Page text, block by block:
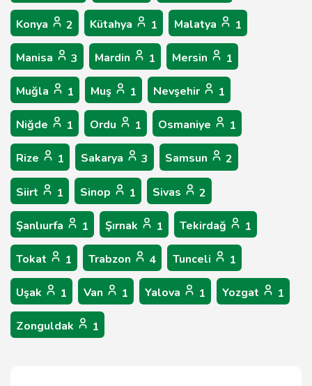
Konya 2 Kütahya 1 Malatya 1
Manisa 3 Mardin 1 Mersin 1
Muğla 1 Muş 1 Nevşehir 1
Niğde 1 Ordu 1 Osmaniye 1
Rize 1 Sakarya 3 Samsun 2
Siirt 1 Sinop 1 Sivas 2
Şanlıurfa 1 Şırnak 1 Tekirdağ 1
Tokat 1 Trabzon 4 Tunceli 1
Uşak 1 Van 1 Yalova 1 Yozgat 1
Zonguldak 1